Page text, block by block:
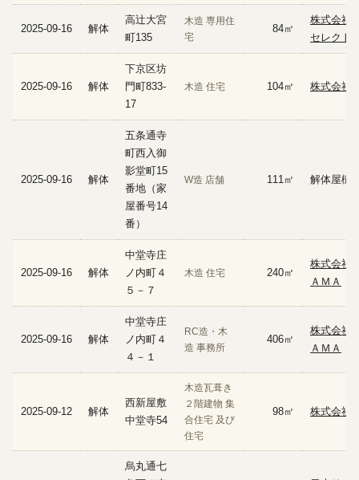
2025-09-16 解体
高辻大宮
町135
木造 専用住
宅
84㎡
株式会社
セレクト
2025-09-16 解体
下京区坊
門町833-
17
木造 住宅 104㎡ 株式会社
2025-09-16 解体
五条通寺
町西入御
影堂町15
番地（家
屋番号14
番）
W造 店舗 111㎡ 解体屋樋
2025-09-16 解体
中堂寺庄
ノ内町４
５－７
木造 住宅 240㎡
株式会社
ＡＭＡ
2025-09-16 解体
中堂寺庄
ノ内町４
４－１
RC造・木
造 事務所
406㎡
株式会社
ＡＭＡ
2025-09-12 解体
西新屋敷
中堂寺54
木造瓦葺き
２階建物 集
合住宅 及び
住宅
98㎡ 株式会社
烏丸通七